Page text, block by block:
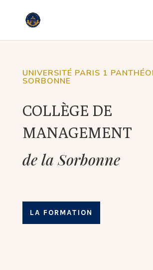
UNIVERSITÉ PARIS 1
SORBONNE
COLLÈGE DE
MANAGEMENT
de la Sorbonne
LA FORMATION